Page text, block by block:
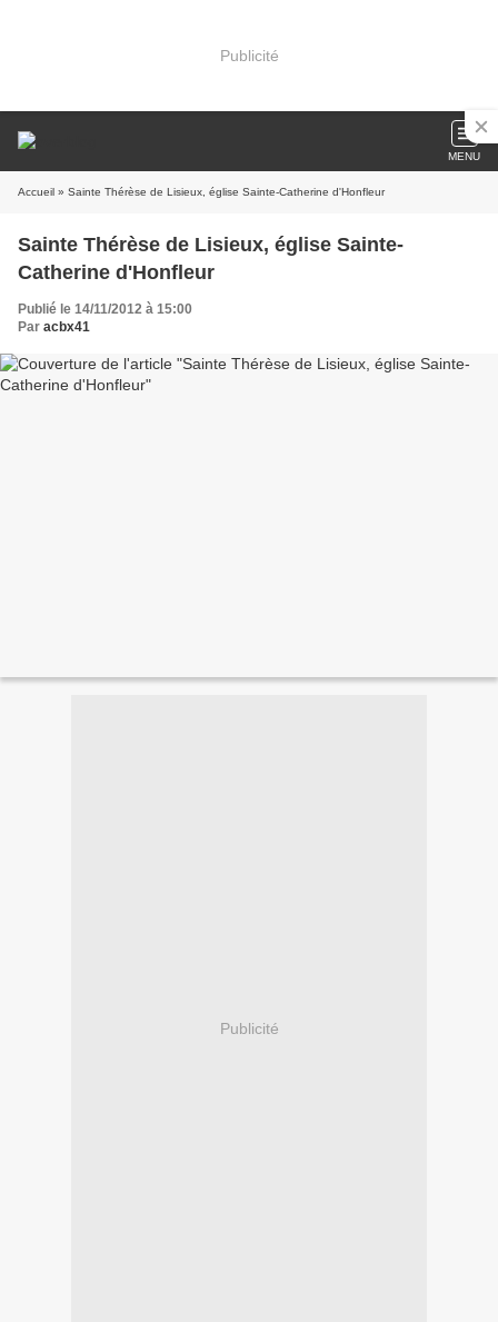
Publicité
MENU
Accueil » Sainte Thérèse de Lisieux, église Sainte-Catherine d'Honfleur
Sainte Thérèse de Lisieux, église Sainte-
Catherine d'Honfleur
Publié le 14/11/2012 à 15:00
Par acbx41
Publicité